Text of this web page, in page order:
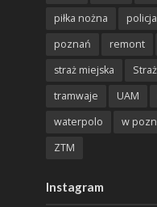
piłka nożna
policja
poznań
remont
straż miejska
tramwaje
UAM
waterpolo
w
ZTM
Instagram